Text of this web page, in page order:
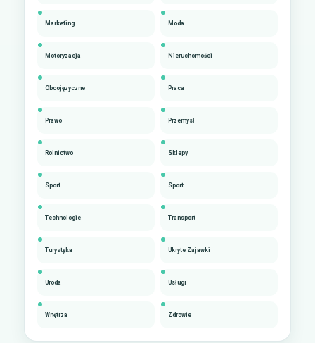
Marketing Moda
Motoryzacja Nieruchomości
Obcojęzyczne Praca
Prawo Przemysł
Rolnictwo Sklepy
Sport Sport
Technologie Transport
Turystyka Ukryte Zajawki
Uroda Usługi
Wnętrza Zdrowie